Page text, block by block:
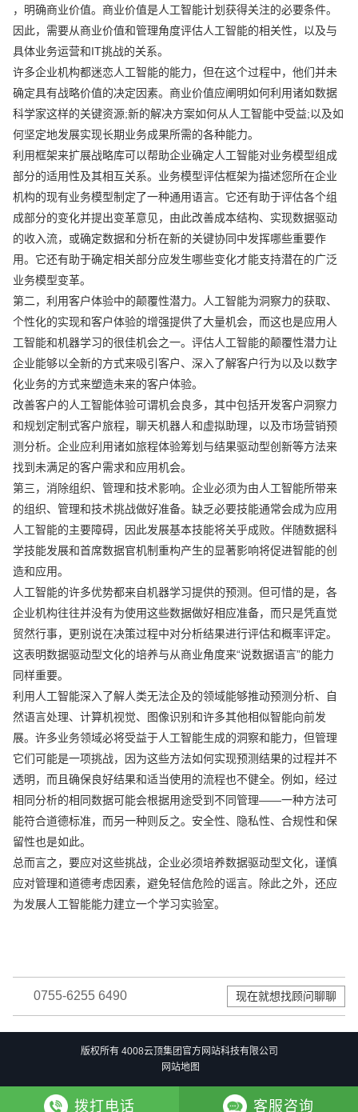
，明确商业价值。商业价值是人工智能计划获得关注的必要条件。
因此，需要从商业价值和管理角度评估人工智能的相关性，以及与
具体业务运营和IT挑战的关系。
许多企业机构都迷恋人工智能的能力，但在这个过程中，他们并未
确定具有战略价值的决定因素。商业价值应阐明如何利用诸如数据
科学家这样的关键资源;新的解决方案如何从人工智能中受益;以及如
何坚定地发展实现长期业务成果所需的各种能力。
利用框架来扩展战略库可以帮助企业确定人工智能对业务模型组成
部分的适用性及其相互关系。业务模型评估框架为描述您所在企业
机构的现有业务模型制定了一种通用语言。它还有助于评估各个组
成部分的变化并提出变革意见，由此改善成本结构、实现数据驱动
的收入流，或确定数据和分析在新的关键协同中发挥哪些重要作
用。它还有助于确定相关部分应发生哪些变化才能支持潜在的广泛
业务模型变革。
第二，利用客户体验中的颠覆性潜力。人工智能为洞察力的获取、
个性化的实现和客户体验的增强提供了大量机会，而这也是应用人
工智能和机器学习的很佳机会之一。评估人工智能的颠覆性潜力让
企业能够以全新的方式来吸引客户、深入了解客户行为以及以数字
化业务的方式来塑造未来的客户体验。
改善客户的人工智能体验可谓机会良多，其中包括开发客户洞察力
和规划定制式客户旅程，聊天机器人和虚拟助理，以及市场营销预
测分析。企业应利用诸如旅程体验筹划与结果驱动型创新等方法来
找到未满足的客户需求和应用机会。
第三，消除组织、管理和技术影响。企业必须为由人工智能所带来
的组织、管理和技术挑战做好准备。缺乏必要技能通常会成为应用
人工智能的主要障碍，因此发展基本技能将关乎成败。伴随数据科
学技能发展和首席数据官机制重构产生的显著影响将促进智能的创
造和应用。
人工智能的许多优势都来自机器学习提供的预测。但可惜的是，各
企业机构往往并没有为使用这些数据做好相应准备，而只是凭直觉
贸然行事，更别说在决策过程中对分析结果进行评估和概率评定。
这表明数据驱动型文化的培养与从商业角度来“说数据语言”的能力
同样重要。
利用人工智能深入了解人类无法企及的领域能够推动预测分析、自
然语言处理、计算机视觉、图像识别和许多其他相似智能向前发
展。许多业务领域必将受益于人工智能生成的洞察和能力，但管理
它们可能是一项挑战，因为这些方法如何实现预测结果的过程并不
透明，而且确保良好结果和适当使用的流程也不健全。例如，经过
相同分析的相同数据可能会根据用途受到不同管理——一种方法可
能符合道德标准，而另一种则反之。安全性、隐私性、合规性和保
留性也是如此。
总而言之，要应对这些挑战，企业必须培养数据驱动型文化，谨慎
应对管理和道德考虑因素，避免轻信危险的谣言。除此之外，还应
为发展人工智能能力建立一个学习实验室。
0755-6255 6490 现在就想找顾问聊聊
版权所有 4008云顶集团官方网站科技有限公司
网站地图
拨打电话 客服咨询